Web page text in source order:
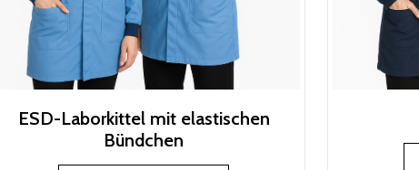
ESD-Laborkittel mit elastischen
Bündchen